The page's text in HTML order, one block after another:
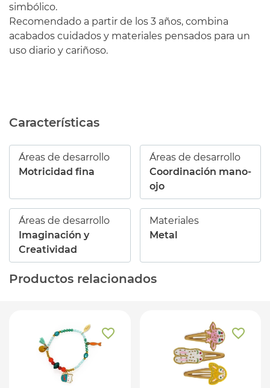
simbólico.
Recomendado a partir de los 3 años, combina
acabados cuidados y materiales pensados ​​para un
uso diario y cariñoso.
Características
Áreas de desarrollo
Motricidad fina
Áreas de desarrollo
Coordinación mano-
ojo
Áreas de desarrollo
Imaginación y
Creatividad
Materiales
Metal
Productos relacionados